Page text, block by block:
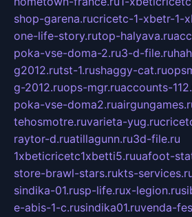
shop-garena.rucricetc-1-xbetr-1-
one-life-story.rutop-halyava.ru
poka-vse-doma-2.ru3-d-file.ru
g2012.rutst-1.rushaggy-cat.ru
g-2012.ruops-mgr.ruaccounts-
poka-vse-doma2.ru
tehosmotre.ruvarieta-yug.ru
raytor-d.ruatillagunn.ru3d-file.ru
1xbeticricetc1xbetti5.ruuafoot-
store-brawl-stars.rukts-
sindika-01.rusp-life.rux-legion.ru
e-abis-1-c.rusindika01.ruvenda-